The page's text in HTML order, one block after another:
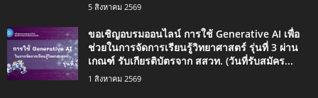
5 สิงหาคม 2569
ขอเชิญอบรมออนไลน์ การใช้ Generative AI เพื่อ
ช่วยในการจัดการเรียนรู้วิทยาศาสตร์ รุ่นที่ 3 ผ่าน
เกณฑ์ รับเกียรติบัตรจาก สสวท. (วันที่รับสมัคร...
1 สิงหาคม 2569